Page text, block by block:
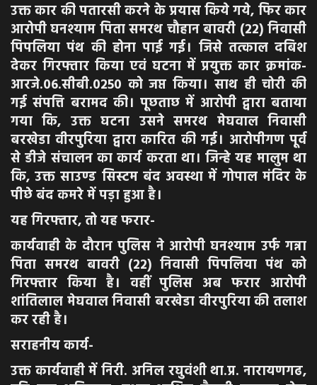
उक्त कार की पतारसी करने के प्रयास किये गये, फिर कार
आरोपी घनश्याम पिता समरथ चौहान बावरी (22) निवासी
पिपलिया पंथ की होना पाई गई। जिसे तत्काल दबिश
देकर गिरफ्तार किया एवं घटना में प्रयुक्त कार क्रमांक-
आरजे.06.सीबी.0250 को जप्त किया। साथ ही चोरी की
गई संपत्ति बरामद की। पूछताछ में आरोपी द्वारा बताया
गया कि, उक्त घटना उसने समरथ मेघवाल निवासी
बरखेडा वीरपुरिया द्वारा कारित की गई। आरोपीगण पूर्व
से डीजे संचालन का कार्य करता था। जिन्हे यह मालुम था
कि, उक्त साउण्ड सिस्टम बंद अवस्था में गोपाल मंदिर के
पीछे बंद कमरे में पड़ा हुआ है।
यह गिरफ्तार, तो यह फरार-
कार्यवाही के दौरान पुलिस ने आरोपी घनश्याम उर्फ गन्ना
पिता समरथ बावरी (22) निवासी पिपलिया पंथ को
गिरफ्तार किया है। वहीं पुलिस अब फरार आरोपी
शांतिलाल मेघवाल निवासी बरखेडा वीरपुरिया की तलाश
कर रही है।
सराहनीय कार्य-
उक्त कार्यवाही में निरी. अनिल रघुवंशी था.प्र. नारायणगढ,